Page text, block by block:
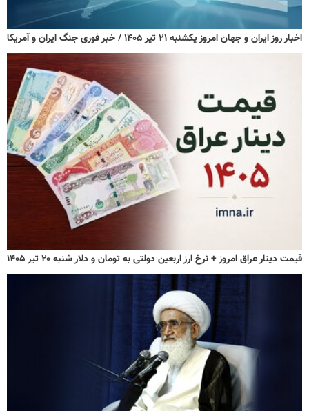
اخبار روز ایران و جهان امروز یکشنبه ۲۱ تیر ۱۴۰۵ / خبر فوری جنگ ایران و آمریکا
قیمت دینار عراق امروز + نرخ ارز اربعین دولتی به تومان و دلار شنبه ۲۰ تیر ۱۴۰۵